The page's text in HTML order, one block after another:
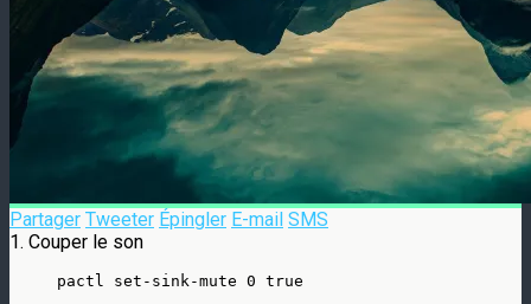
Partager Tweeter Épingler E-mail SMS
1. Couper le son
pactl set-sink-mute 0 true